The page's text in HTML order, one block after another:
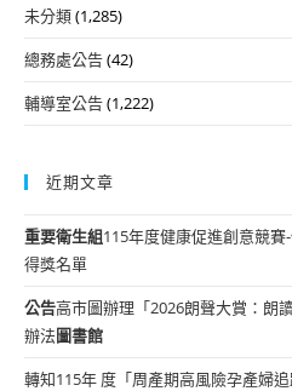
未分類(1,285)
總務處公告(42)
輔導室公告(1,222)
近期文章
重要衛生組115年度健康促進創意競
得獎名單
公告高市圖辦理「2026朗聲大賞：朗
辦法圖書館
轉知115年 度「周產期高風險孕產婦追